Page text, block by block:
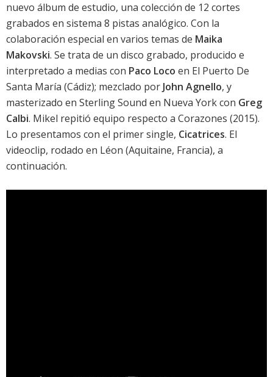
nuevo álbum de estudio, una colección de 12 cortes
grabados en sistema 8 pistas analógico. Con la
colaboración especial en varios temas de Maika
Makovski. Se trata de un disco grabado, producido e
interpretado a medias con Paco Loco en El Puerto De
Santa María (Cádiz); mezclado por John Agnello, y
masterizado en Sterling Sound en Nueva York con Greg
Calbi. Mikel repitió equipo respecto a Corazones (2015).
Lo presentamos con el primer single, Cicatrices. El
videoclip, rodado en Léon (Aquitaine, Francia), a
continuación.